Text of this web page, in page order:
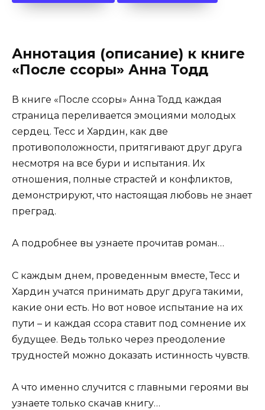
Аннотация (описание) к книге
«После ссоры» Анна Тодд
В книге «После ссоры» Анна Тодд каждая
страница переливается эмоциями молодых
сердец. Тесс и Хардин, как две
противоположности, притягивают друг друга
несмотря на все бури и испытания. Их
отношения, полные страстей и конфликтов,
демонстрируют, что настоящая любовь не знает
преград.
А подробнее вы узнаете прочитав роман…
С каждым днем, проведенным вместе, Тесс и
Хардин учатся принимать друг друга такими,
какие они есть. Но вот новое испытание на их
пути – и каждая ссора ставит под сомнение их
будущее. Ведь только через преодоление
трудностей можно доказать истинность чувств.
А что именно случится с главными героями вы
узнаете только скачав книгу…